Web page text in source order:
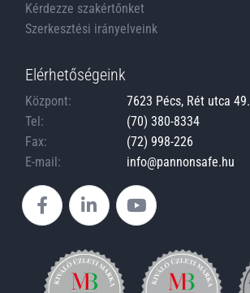
Kérdezze szakértőnket
Szerkesztési irányelveink
Elérhetőségeink
Központ:
7623 Pécs, Rét utca 49.
Tel:
(70) 380-8334
Fax:
(72) 998-226
E-mail:
info@pannonsafe.hu